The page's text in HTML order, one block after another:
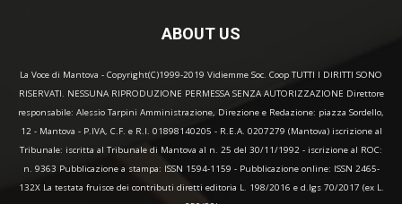
ABOUT US
La Voce di Mantova - Copyright(C)1999-2019 Vidiemme Soc. Coop TUTTI I DIRITTI SONO
RISERVATI. NESSUNA RIPRODUZIONE PERMESSA SENZA AUTORIZZAZIONE Direttore
responsabile: Alessio Tarpini Amministrazione, Direzione e Redazione: piazza Sordello,
12 - Mantova - P.IVA, C.F. e R.I. 01898140205 - R.E.A. 0207279 (Mantova) iscrizione al
Tribunale: iscritta al Tribunale di Mantova al n. 25 del 30/11/1992 - iscrizione al ROC:
n. 9363 Pubblicazione a stampa: ISSN 1594-1159 - Pubblicazione online: ISSN 2465-
132X La testata fruisce dei contributi diretti editoria L. 198/2016 e d.lgs 70/2017 (ex L.